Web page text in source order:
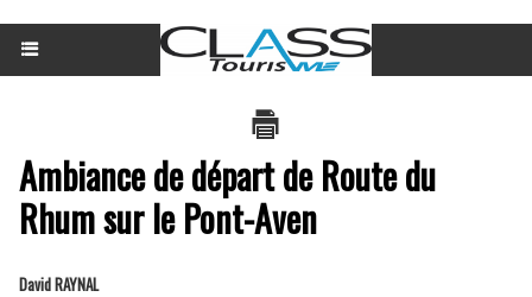
Ambiance de départ de Route du
Rhum sur le Pont-Aven
David RAYNAL